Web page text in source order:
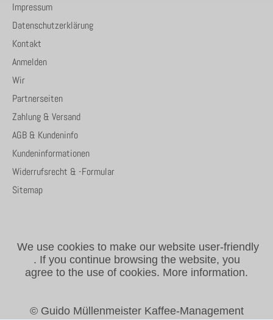
Impressum
Datenschutzerklärung
Kontakt
Anmelden
Wir
Partnerseiten
Zahlung & Versand
AGB & Kundeninfo
Kundeninformationen
Widerrufsrecht & -Formular
Sitemap
We use cookies to make our website user-friendly
. If you continue browsing the website, you
agree to the use of cookies. More information.
© Guido Müllenmeister Kaffee-Management